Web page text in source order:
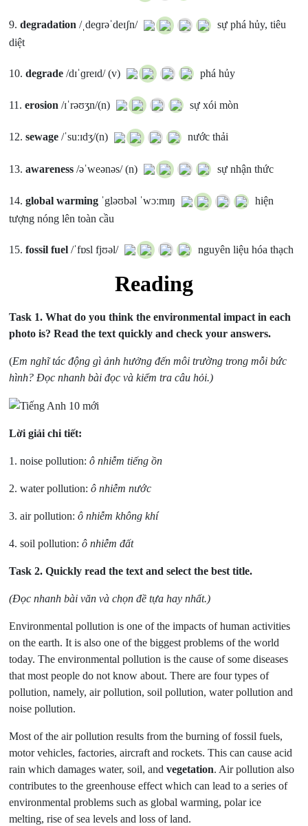
9.degradation /ˌdeɡrəˈdeɪʃn/
sự phá hủy, tiêu
diệt
10.degrade /dɪˈɡreɪd/ (v) phá hủy
11.erosion /ɪˈrəʊʒn/(n) sự xói mòn
12.sewage /ˈsuːɪdʒ/(n) nước thải
13.awareness /əˈweənəs/ (n) sự nhận thức
14.global warming ˈgləʊbəl ˈwɔːmɪŋ
hiện
tượng nóng lên toàn cầu
15.fossil fuel /ˈfɒsl fjʊəl/ nguyên liệu hóa thạch
Reading
Task 1. What do you think the environmental impact in each
photo is? Read the text quickly and check your answers.
(Em nghĩ tác động gì ảnh hưởng đến môi trường trong mỗi bức
hình? Đọc nhanh bài đọc và kiểm tra câu hỏi.)
Lời giải chi tiết:
1. noise pollution:ô nhiễm tiếng ồn
2. water pollution:ô nhiễm nước
3. air pollution:ô nhiễm không khí
4. soil pollution:ô nhiễm đất
Task 2. Quickly read the text and select the best title.
(Đọc nhanh bài văn và chọn đề tựa hay nhất.)
Environmental pollution is one of the impacts of human activities
on the earth. It is also one of the biggest problems of the world
today. The environmental pollution is the cause of some diseases
that most people do not know about. There are four types of
pollution, namely, air pollution, soil pollution, water pollution and
noise pollution.
Most of the air pollution results from the burning of fossil fuels,
motor vehicles, factories, aircraft and rockets. This can cause acid
rain which damages water, soil, andvegetation. Air pollution also
contributes to the greenhouse effect which can lead to a series of
environmental problems such as global warming, polar ice
melting, rise of sea levels and loss of land.